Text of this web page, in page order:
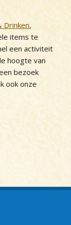
Drinken,
items te
een activiteit
hoogte van
bezoek
ook onze